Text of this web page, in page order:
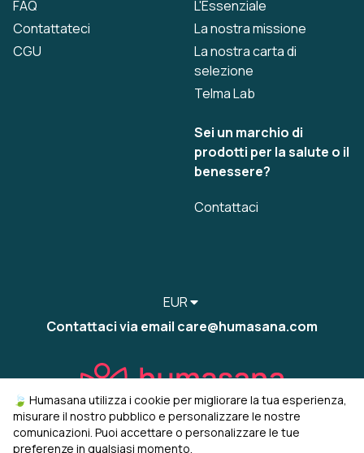
FAQ
Contattateci
CGU
L'Essenziale
La nostra missione
La nostra carta di
selezione
Telma Lab
Sei un marchio di
prodotti per la salute o il
benessere?
Contattaci
EUR
Contattaci via email care@humasana.com
🍃 Humasana utilizza i cookie per migliorare la tua esperienza,
misurare il nostro pubblico e personalizzare le nostre
comunicazioni. Puoi accettare o personalizzare le tue
preferenze in qualsiasi momento.